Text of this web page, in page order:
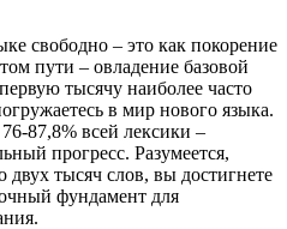
свободно – это как покорение
пути – овладение базовой
тысячу наиболее часто
в мир нового языка.
87,8% всей лексики –
прогресс. Разумеется,
тысяч слов, вы достигнете
фундамент для